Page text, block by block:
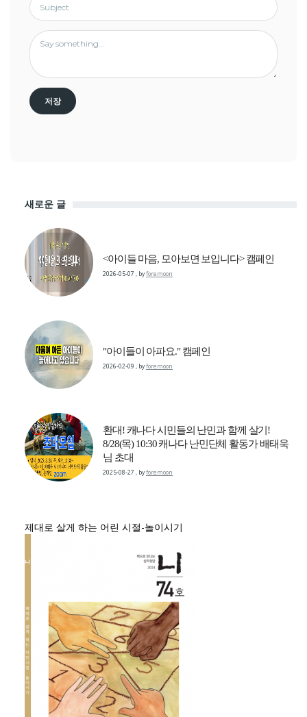
새로운 글
<아이들 마음, 모아보면 보입니다> 캠페인
2026-05-07 , byforemoon
"아이들이 아파요." 캠페인
2026-02-09 , byforemoon
환대! 캐나다 시민들의 난민과 함께 살기!
8/28(목) 10:30 캐나다 난민단체 활동가 배태욱
님 초대
2025-08-27 , byforemoon
제대로 살게 하는 어린 시절-놀이시기